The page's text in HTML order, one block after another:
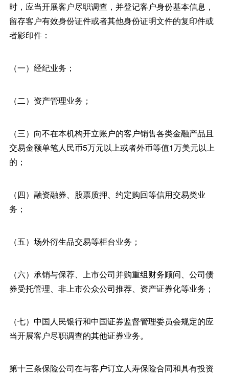
时，应当开展客户尽职调查，并登记客户身份基本信息，
留存客户有效身份证件或者其他身份证明文件的复印件或
者影印件：
（一）经纪业务；
（二）资产管理业务；
（三）向不在本机构开立账户的客户销售各类金融产品且
交易金额单笔人民币5万元以上或者外币等值1万美元以上
的；
（四）融资融券、股票质押、约定购回等信用交易类业
务；
（五）场外衍生品交易等柜台业务；
（六）承销与保荐、上市公司并购重组财务顾问、公司债
券受托管理、非上市公众公司推荐、资产证券化等业务；
（七）中国人民银行和中国证券监督管理委员会规定的应
当开展客户尽职调查的其他证券业务。
第十三条保险公司在与客户订立人寿保险合同和具有投资